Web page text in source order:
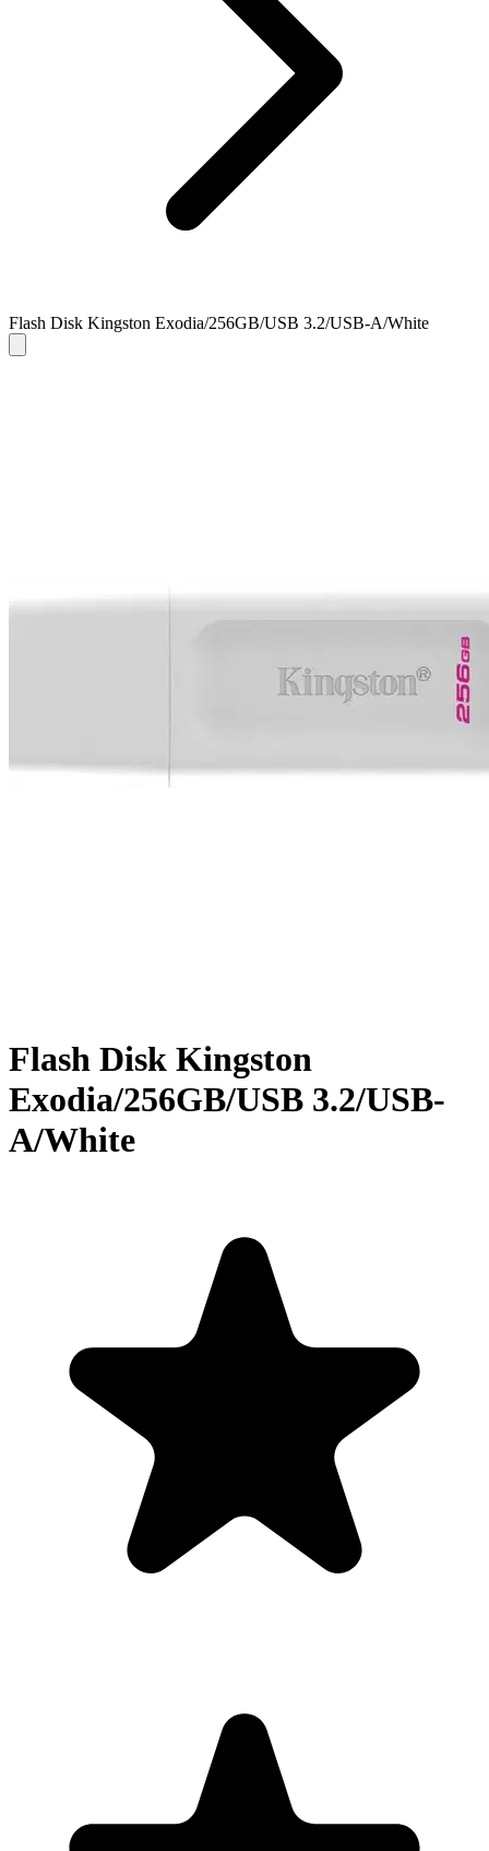
Flash Disk Kingston Exodia/256GB/USB 3.2/USB-A/White
Flash Disk Kingston
Exodia/256GB/USB 3.2/USB-
A/White